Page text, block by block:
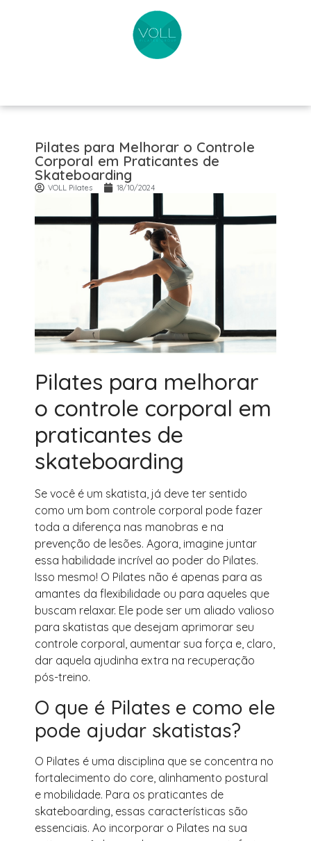
Pilates para Melhorar o Controle
Corporal em Praticantes de
Skateboarding
VOLL Pilates 18/10/2024
Pilates para melhorar
o controle corporal em
praticantes de
skateboarding
Se você é um skatista, já deve ter sentido
como um bom controle corporal pode fazer
toda a diferença nas manobras e na
prevenção de lesões. Agora, imagine juntar
essa habilidade incrível ao poder do Pilates.
Isso mesmo! O Pilates não é apenas para as
amantes da flexibilidade ou para aqueles que
buscam relaxar. Ele pode ser um aliado valioso
para skatistas que desejam aprimorar seu
controle corporal, aumentar sua força e, claro,
dar aquela ajudinha extra na recuperação
pós-treino.
O que é Pilates e como ele
pode ajudar skatistas?
O Pilates é uma disciplina que se concentra no
fortalecimento do core, alinhamento postural
e mobilidade. Para os praticantes de
skateboarding, essas características são
essenciais. Ao incorporar o Pilates na sua